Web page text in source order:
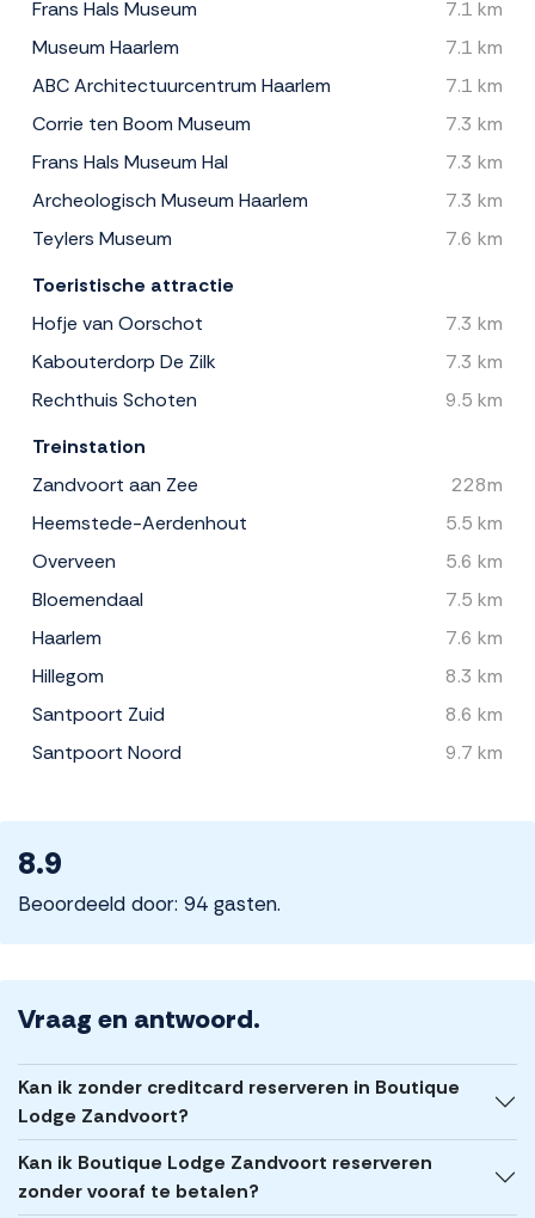
Frans Hals Museum
7.1 km
Museum Haarlem
7.1 km
ABC Architectuurcentrum Haarlem
7.1 km
Corrie ten Boom Museum
7.3 km
Frans Hals Museum Hal
7.3 km
Archeologisch Museum Haarlem
7.3 km
Teylers Museum
7.6 km
Toeristische attractie
Hofje van Oorschot
7.3 km
Kabouterdorp De Zilk
7.3 km
Rechthuis Schoten
9.5 km
Treinstation
Zandvoort aan Zee
228m
Heemstede-Aerdenhout
5.5 km
Overveen
5.6 km
Bloemendaal
7.5 km
Haarlem
7.6 km
Hillegom
8.3 km
Santpoort Zuid
8.6 km
Santpoort Noord
9.7 km
8.9
Beoordeeld door: 94 gasten.
Vraag en antwoord.
Kan ik zonder creditcard reserveren in Boutique
Lodge Zandvoort?
Kan ik Boutique Lodge Zandvoort reserveren
zonder vooraf te betalen?